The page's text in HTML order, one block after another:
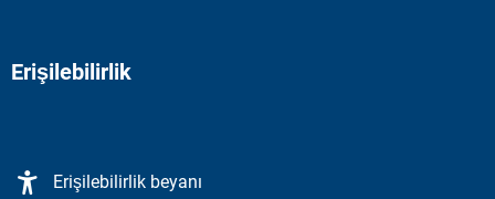
Erişilebilirlik
Erişilebilirlik beyanı